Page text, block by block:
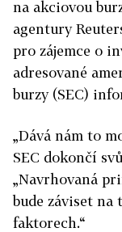
na akciovou
agentury
pro zájemce o
adresované
burzy (SEC)
„Dává nám to
SEC dokončí
„Navrhovaná
bude záviset
faktorech.“